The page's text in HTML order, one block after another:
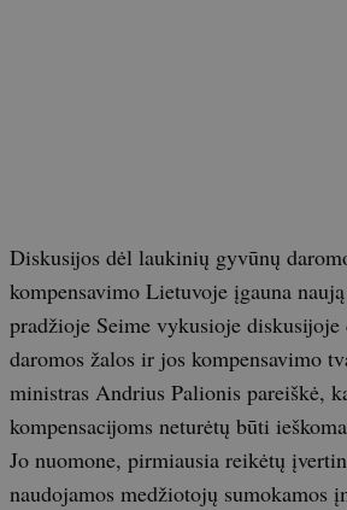
Diskusijos dėl laukinių gyvūnų
kompensavimo Lietuvoje įgauna
pradžioje Seime vykusioje
daromos žalos ir jos kompensavimo
ministras Andrius Palionis pareiškė,
kompensacijoms neturėtų būti
Jo nuomone, pirmiausia reikėtų
naudojamos medžiotojų sumokamos